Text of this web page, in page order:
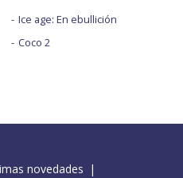
Ice age: En ebullición
Coco 2
novedades